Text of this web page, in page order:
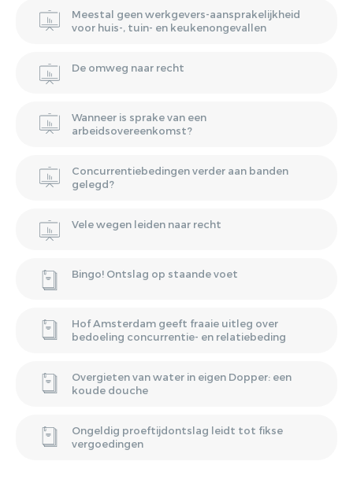
Meestal geen werkgevers-aansprakelijkheid
voor huis-, tuin- en keukenongevallen
De omweg naar recht
Wanneer is sprake van een
arbeidsovereenkomst?
Concurrentiebedingen verder aan banden
gelegd?
Vele wegen leiden naar recht
Bingo! Ontslag op staande voet
Hof Amsterdam geeft fraaie uitleg over
bedoeling concurrentie- en relatiebeding
Overgieten van water in eigen Dopper: een
koude douche
Ongeldig proeftijdontslag leidt tot fikse
vergoedingen